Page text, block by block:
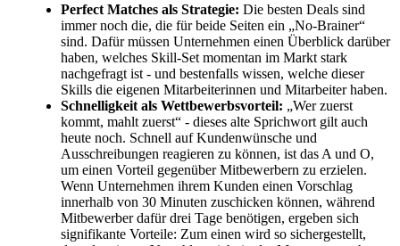
Perfect Matches als Strategie: Die besten Deals sind
immer noch die, die für beide Seiten ein „No-Brainer“
sind. Dafür müssen Unternehmen einen Überblick darüber
haben, welches Skill-Set momentan im Markt stark
nachgefragt ist - und bestenfalls wissen, welche dieser
Skills die eigenen Mitarbeiterinnen und Mitarbeiter haben.
Schnelligkeit als Wettbewerbsvorteil: „Wer zuerst
kommt, mahlt zuerst“ - dieses alte Sprichwort gilt auch
heute noch. Schnell auf Kundenwünsche und
Ausschreibungen reagieren zu können, ist das A und O,
um einen Vorteil gegenüber Mitbewerbern zu erzielen.
Wenn Unternehmen ihrem Kunden einen Vorschlag
innerhalb von 30 Minuten zuschicken können, während
Mitbewerber dafür drei Tage benötigen, ergeben sich
signifikante Vorteile: Zum einen wird so sichergestellt,